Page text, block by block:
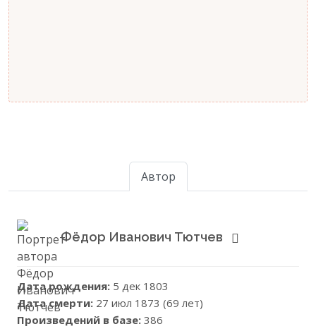
Автор
Фёдор Иванович Тютчев
Дата рождения: 5 дек 1803
Дата смерти: 27 июл 1873 (69 лет)
Произведений в базе: 386